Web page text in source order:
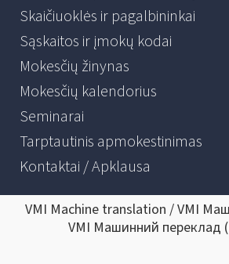
Skaičiuoklės ir pagalbininkai
Sąskaitos ir įmokų kodai
Mokesčių žinynas
Mokesčių kalendorius
Seminarai
Tarptautinis apmokestinimas
Kontaktai / Apklausa
VMI Machine translation / VMI
VMI Машинний переклад (